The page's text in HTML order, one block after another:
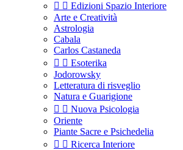
  Edizioni Spazio Interiore
Arte e Creatività
Astrologia
Cabala
Carlos Castaneda
  Esoterika
Jodorowsky
Letteratura di risveglio
Natura e Guarigione
  Nuova Psicologia
Oriente
Piante Sacre e Psichedelia
  Ricerca Interiore